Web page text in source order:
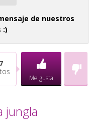
de nuestros
:)
7
Me gusta
jungla